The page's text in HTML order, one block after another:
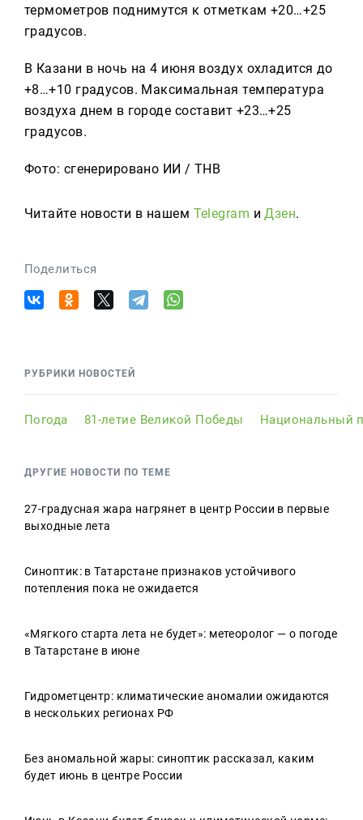
термометров поднимутся к отметкам +20…+25
градусов.
В Казани в ночь на 4 июня воздух охладится до
+8…+10 градусов. Максимальная температура
воздуха днем в городе составит +23…+25
градусов.
Фото: сгенерировано ИИ / ТНВ
Читайте новости в нашем Telegram иДзен.
Поделиться
РУБРИКИ НОВОСТЕЙ
Погода 81-летие Великой Победы Национальный
ДРУГИЕ НОВОСТИ ПО ТЕМЕ
27-градусная жара нагрянет в центр России в первые
выходные лета
Синоптик: в Татарстане признаков устойчивого
потепления пока не ожидается
«Мягкого старта лета не будет»: метеоролог — о погоде
в Татарстане в июне
Гидрометцентр: климатические аномалии ожидаются
в нескольких регионах РФ
Без аномальной жары: синоптик рассказал, каким
будет июнь в центре России